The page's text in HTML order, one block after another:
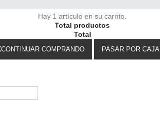
Hay 1 artículo en su carrito.
Total productos
Total
CONTINUAR COMPRANDO PASAR POR CAJA